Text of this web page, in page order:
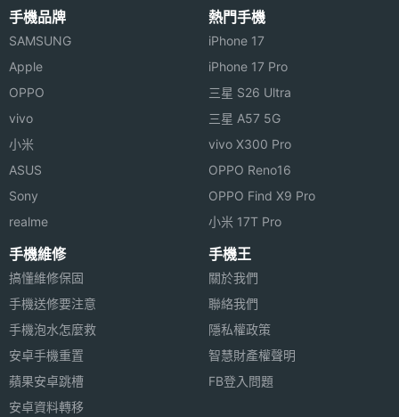
手機品牌
SAMSUNG
Apple
OPPO
vivo
小米
ASUS
Sony
realme
熱門手機
iPhone 17
iPhone 17 Pro
三星 S26 Ultra
三星 A57 5G
vivo X300 Pro
OPPO Reno16
OPPO Find X9 Pro
小米 17T Pro
手機維修
搞懂維修保固
手機送修要注意
手機泡水怎麼救
安卓手機重置
蘋果安卓跳槽
安卓資料轉移
手機王
關於我們
聯絡我們
隱私權政策
智慧財產權聲明
FB登入問題